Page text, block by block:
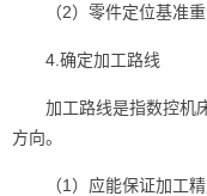
（2）零件定位基准
4.确定加工路线
加工路线是指数控机
方向。
（1）应能保证加工